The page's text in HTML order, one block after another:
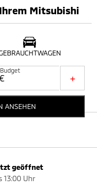
Mitsubishi
+
ANSEHEN
geöffnet
13:00 Uhr